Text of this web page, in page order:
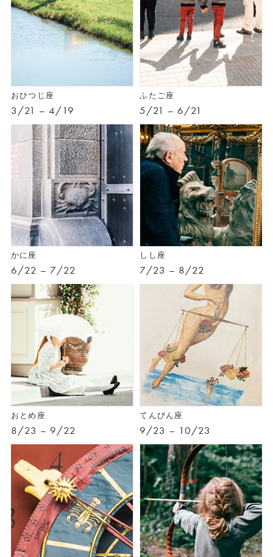
おひつじ座
3/21 – 4/19
ふたご座
5/21 – 6/21
かに座
6/22 – 7/22
しし座
7/23 – 8/22
おとめ座
8/23 – 9/22
てんびん座
9/23 – 10/23